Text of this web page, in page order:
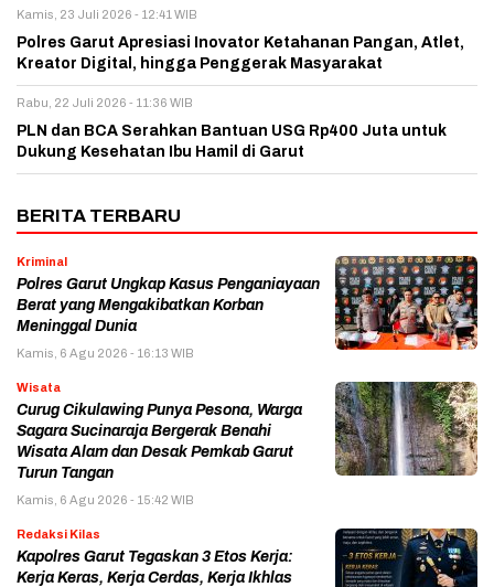
Kamis, 23 Juli 2026 - 12:41 WIB
Polres Garut Apresiasi Inovator Ketahanan Pangan, Atlet,
Kreator Digital, hingga Penggerak Masyarakat
Rabu, 22 Juli 2026 - 11:36 WIB
PLN dan BCA Serahkan Bantuan USG Rp400 Juta untuk
Dukung Kesehatan Ibu Hamil di Garut
BERITA TERBARU
Kriminal
Polres Garut Ungkap Kasus Penganiayaan
Berat yang Mengakibatkan Korban
Meninggal Dunia
Kamis, 6 Agu 2026 - 16:13 WIB
Wisata
Curug Cikulawing Punya Pesona, Warga
Sagara Sucinaraja Bergerak Benahi
Wisata Alam dan Desak Pemkab Garut
Turun Tangan
Kamis, 6 Agu 2026 - 15:42 WIB
Redaksi Kilas
Kapolres Garut Tegaskan 3 Etos Kerja:
Kerja Keras, Kerja Cerdas, Kerja Ikhlas